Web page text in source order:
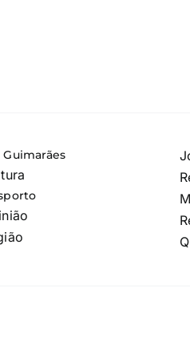
Guimarães